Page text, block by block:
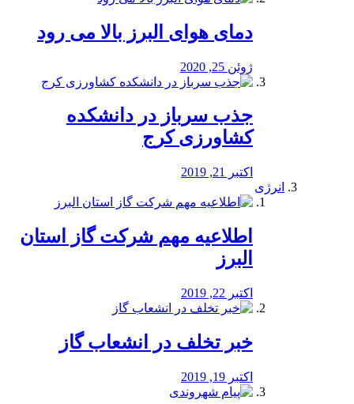
دمای هوای البرز بالا می رود
ژوئن 25, 2020
جذب سرباز در دانشکده
کشاورزی کرج
اکتبر 21, 2019
انرژی
️اطلاعیه مهم شرکت گاز استان
البرز
اکتبر 22, 2019
خبر تخلف در انشعاب گاز
اکتبر 19, 2019